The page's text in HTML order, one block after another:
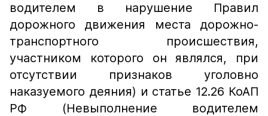
водителем в нарушение Правил
дорожного движения места дорожно-
транспортного происшествия,
участником которого он являлся, при
отсутствии признаков уголовно
наказуемого деяния) и статье 12.26 КоАП
РФ (Невыполнение водителем